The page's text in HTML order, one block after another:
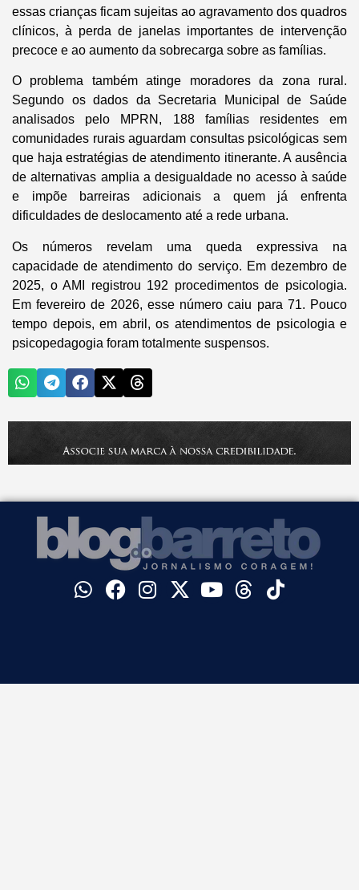
essas crianças ficam sujeitas ao agravamento dos quadros
clínicos, à perda de janelas importantes de intervenção
precoce e ao aumento da sobrecarga sobre as famílias.
O problema também atinge moradores da zona rural.
Segundo os dados da Secretaria Municipal de Saúde
analisados pelo MPRN, 188 famílias residentes em
comunidades rurais aguardam consultas psicológicas sem
que haja estratégias de atendimento itinerante. A ausência
de alternativas amplia a desigualdade no acesso à saúde
e impõe barreiras adicionais a quem já enfrenta
dificuldades de deslocamento até a rede urbana.
Os números revelam uma queda expressiva na
capacidade de atendimento do serviço. Em dezembro de
2025, o AMI registrou 192 procedimentos de psicologia.
Em fevereiro de 2026, esse número caiu para 71. Pouco
tempo depois, em abril, os atendimentos de psicologia e
psicopedagogia foram totalmente suspensos.